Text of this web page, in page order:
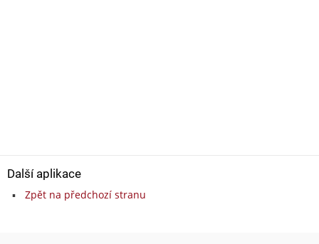
Další aplikace
Zpět na předchozí stranu